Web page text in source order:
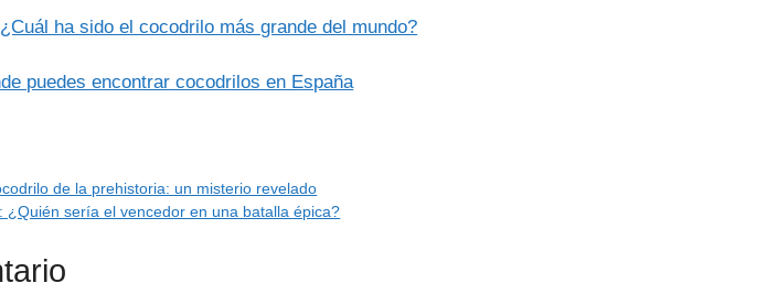
ha sido el cocodrilo más grande del mundo?
puedes encontrar cocodrilos en España
de la prehistoria: un misterio revelado
¿Quién sería el vencedor en una batalla épica?